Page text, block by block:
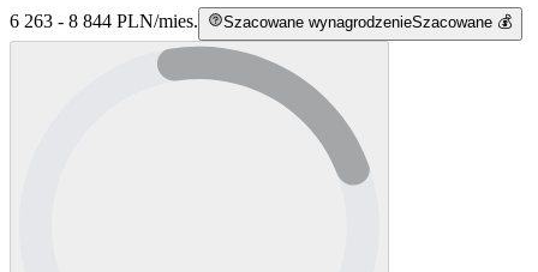
6 263 - 8 844 PLN/mies. Szacowane wynagrodzenieSzacowane 💰